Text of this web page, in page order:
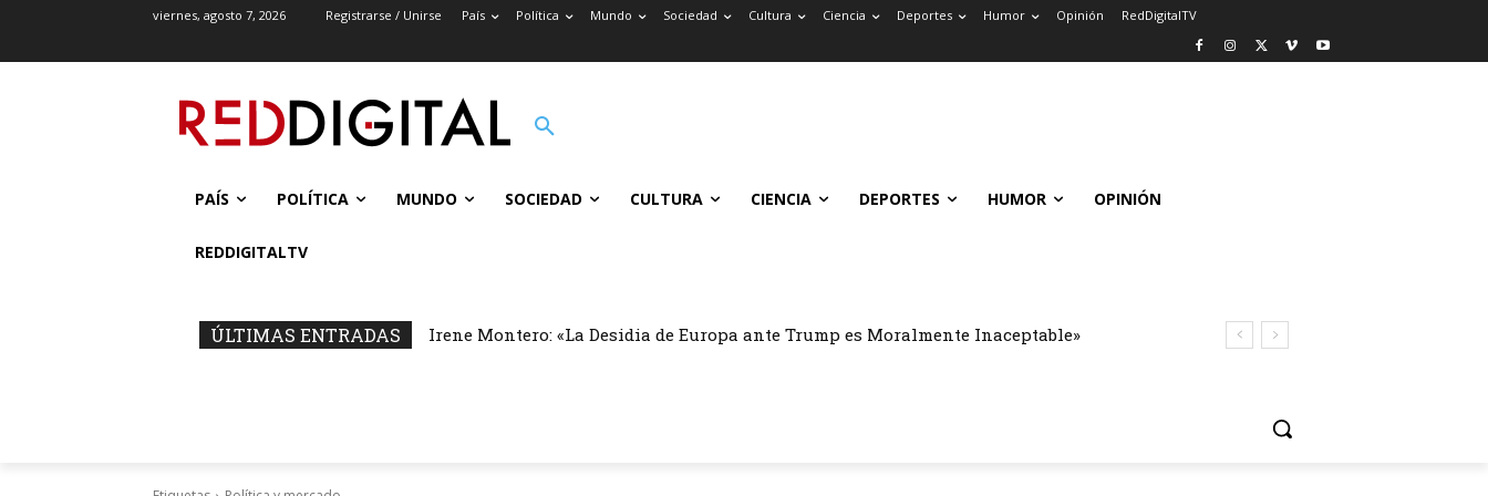
viernes, agosto 7, 2026 Registrarse / Unirse País Política Mundo Sociedad Cultura Ciencia Deportes Humor Opinión RedDigitalTV
PAÍS POLÍTICA MUNDO SOCIEDAD CULTURA CIENCIA DEPORTES HUMOR OPINIÓN
REDDIGITALTV
ÚLTIMAS ENTRADAS Irene Montero: «La Desidia de Europa ante Trump es Moralmente Inaceptable»